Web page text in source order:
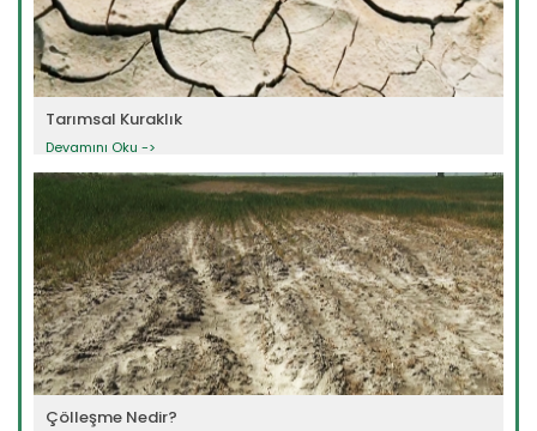
Tarımsal Kuraklık
Devamını Oku ->
Çölleşme Nedir?